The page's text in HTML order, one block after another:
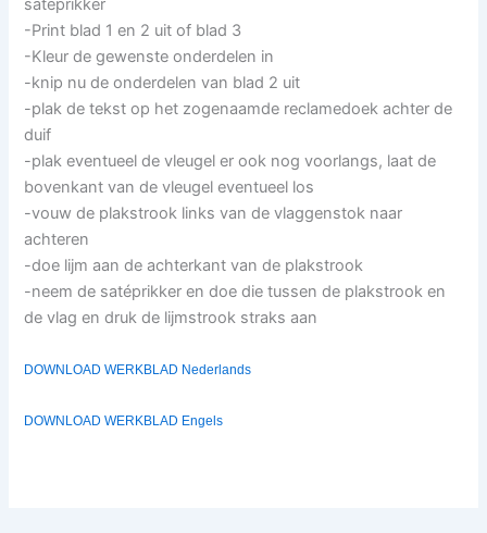
-Print blad 1 en 2 uit of blad 3
-Kleur de gewenste onderdelen in
-knip nu de onderdelen van blad 2 uit
-plak de tekst op het zogenaamde reclamedoek achter de
duif
-plak eventueel de vleugel er ook nog voorlangs, laat de
bovenkant van de vleugel eventueel los
-vouw de plakstrook links van de vlaggenstok naar
achteren
-doe lijm aan de achterkant van de plakstrook
-neem de satéprikker en doe die tussen de plakstrook en
de vlag en druk de lijmstrook straks aan
DOWNLOAD WERKBLAD Nederlands
DOWNLOAD WERKBLAD Engels